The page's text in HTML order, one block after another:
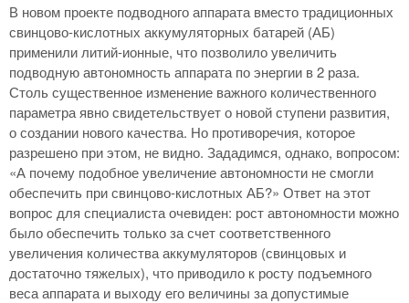
В новом проекте подводного аппарата вместо традиционных
свинцово-кислотных аккумуляторных батарей (АБ)
применили литий-ионные, что позволило увеличить
подводную автономность аппарата по энергии в 2 раза.
Столь существенное изменение важного количественного
параметра явно свидетельствует о новой ступени развития,
о создании нового качества. Но противоречия, которое
разрешено при этом, не видно. Зададимся, однако, вопросом:
«А почему подобное увеличение автономности не смогли
обеспечить при свинцово-кислотных АБ?» Ответ на этот
вопрос для специалиста очевиден: рост автономности можно
было обеспечить только за счет соответственного
увеличения количества аккумуляторов (свинцовых и
достаточно тяжелых), что приводило к росту подъемного
веса аппарата и выходу его величины за допустимые